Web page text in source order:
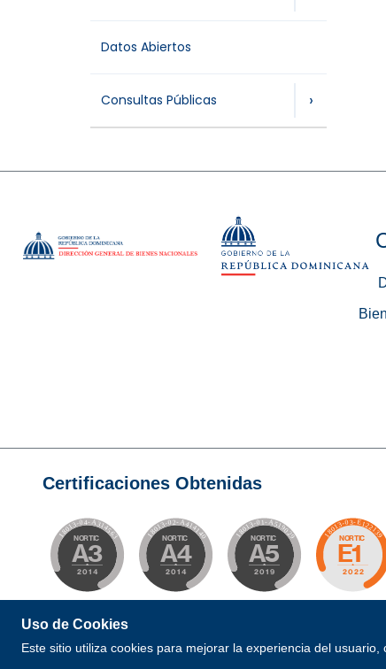
Datos Abiertos
Consultas Públicas ›
Certificaciones Obtenidas
© 2026 Todos los Derechos Reservados.
Uso de Cookies
Este sitio utiliza cookies para mejorar la experiencia del usuario,